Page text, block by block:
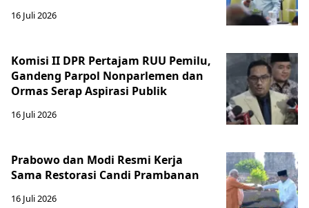
16 Juli 2026
Komisi II DPR Pertajam RUU Pemilu,
Gandeng Parpol Nonparlemen dan
Ormas Serap Aspirasi Publik
16 Juli 2026
Prabowo dan Modi Resmi Kerja
Sama Restorasi Candi Prambanan
16 Juli 2026